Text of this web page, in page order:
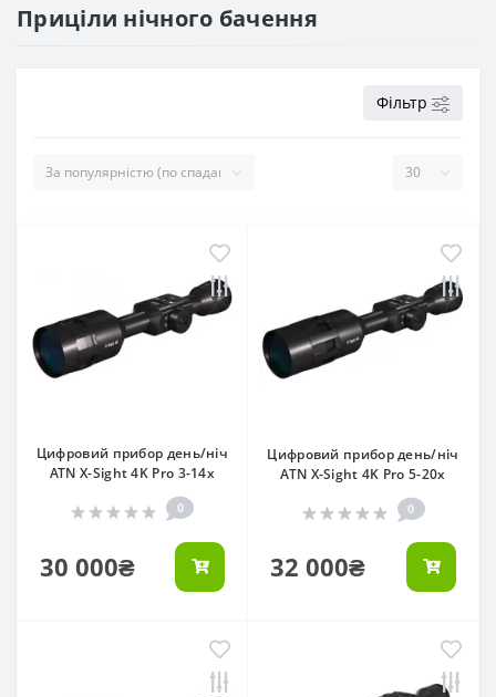
Приціли нічного бачення
Фільтр
Цифровий прибор день/ніч
ATN X-Sight 4K Pro 3-14x
0
30 000₴
Цифровий прибор день/ніч
ATN X-Sight 4K Pro 5-20x
0
32 000₴